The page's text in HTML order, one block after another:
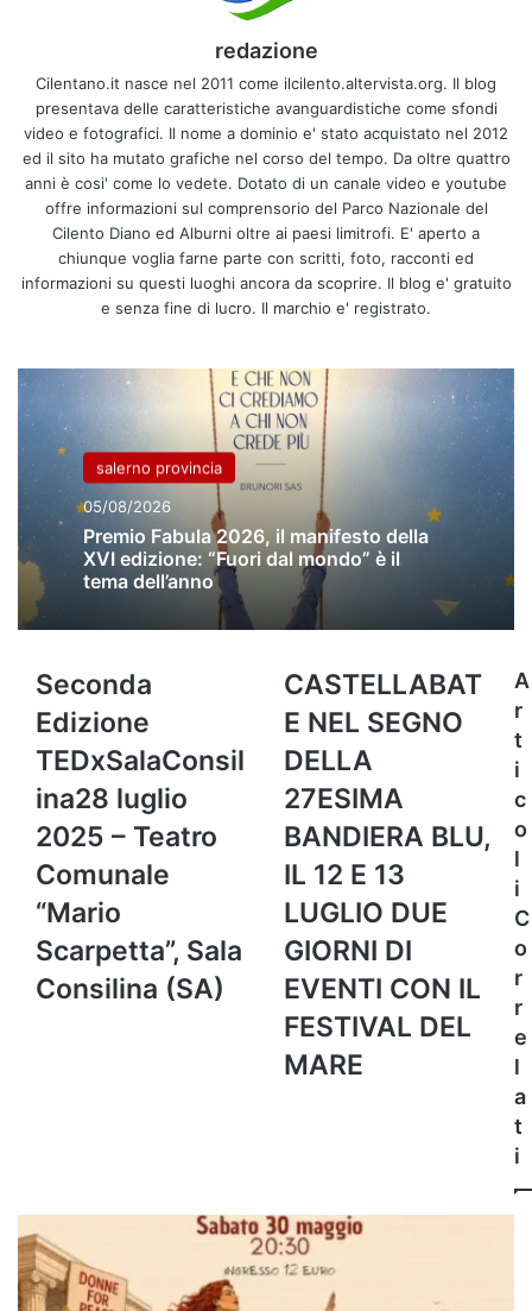
redazione
Cilentano.it nasce nel 2011 come ilcilento.altervista.org. Il blog
presentava delle caratteristiche avanguardistiche come sfondi
video e fotografici. Il nome a dominio e' stato acquistato nel 2012
ed il sito ha mutato grafiche nel corso del tempo. Da oltre quattro
anni è cosi' come lo vedete. Dotato di un canale video e youtube
offre informazioni sul comprensorio del Parco Nazionale del
Cilento Diano ed Alburni oltre ai paesi limitrofi. E' aperto a
chiunque voglia farne parte con scritti, foto, racconti ed
informazioni su questi luoghi ancora da scoprire. Il blog e' gratuito
e senza fine di lucro. Il marchio e' registrato.
salerno provincia
05/08/2026
Premio Fabula 2026, il manifesto della
XVI edizione: “Fuori dal mondo” è il
tema dell’anno
Seconda
Edizione
TEDxSalaConsilina28
luglio
2025
Teatro
Comunale
“Mario
Scarpetta”,
Sala
Consilina
(SA)
Seconda
Edizione
TEDxSalaConsil
ina28 luglio
2025 – Teatro
Comunale
“Mario
Scarpetta”, Sala
Consilina (SA)
CASTELLABATE
NEL
SEGNO
DELLA
27ESIMA
BANDIERA
BLU,
IL
12
E
13
LUGLIO
DUE
GIORNI
DI
EVENTI
CON
CASTELLABAT
E NEL SEGNO
DELLA
27ESIMA
BANDIERA BLU,
IL 12 E 13
LUGLIO DUE
GIORNI DI
EVENTI CON IL
FESTIVAL DEL
MARE
A
r
t
i
c
o
l
i
C
o
r
r
e
l
a
t
i